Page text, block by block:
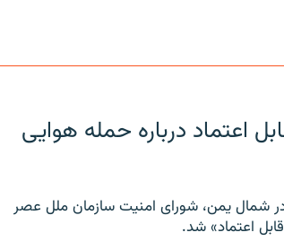
اعتماد درباره حمله هوایی
شمال یمن، شورای امنیت سازمان ملل عصر
اعتماد» شد.